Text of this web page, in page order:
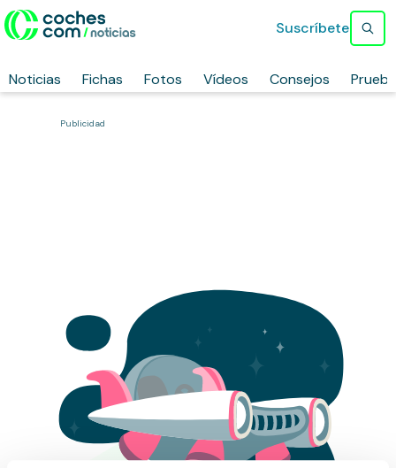
Noticias Fichas Fotos Vídeos Consejos
Suscríbete
Publicidad